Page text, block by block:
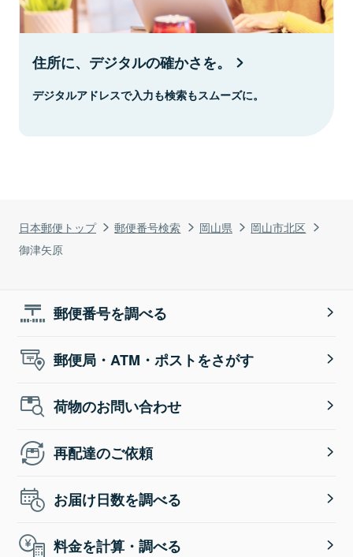
日本郵便トップ 郵便番号検索 岡山県
岡山市北区
御津矢原
住所に、デジタルの確かさを。
デジタルアドレスで入力も検索もスムーズに。
郵便番号を調べる
郵便局・ATM・ポストをさがす
荷物のお問い合わせ
再配達のご依頼
お届け日数を調べる
料金を計算・調べる